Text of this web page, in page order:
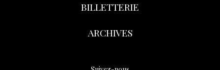
BILLETTERIE
ARCHIVES